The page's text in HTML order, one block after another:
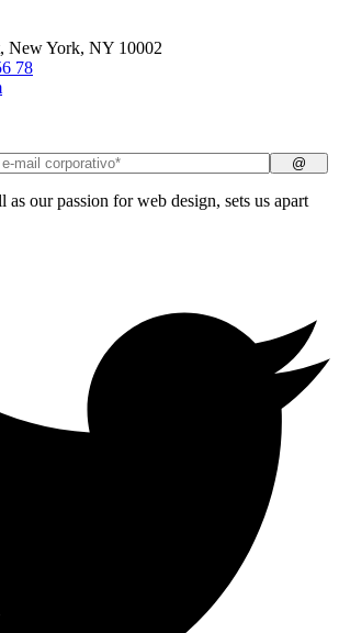
New York, NY 10002
78
as our passion for web design, sets us apart